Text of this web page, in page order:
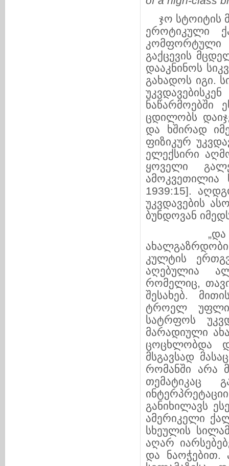
ჯო სტოიტის
ეროტიკული
კომფორტული
გაქცევის
დააკნინოს
გახადოს იგი.
ნაწარმოებში
ცდილობს
და ხშირად
ფიზიკურ
ელექსირი
ყოველი
ამოკვეთილია
1939:15].
უკვდავების
ბუნდოვან
„და
კულტის
აღებულია
რომელიც,
შესახებ.
ტროელ
სატრფოს
მარადიული
ცოცხლობდა
მსგავსად
რომანში არა
თემატიკაც
განიხილავს
ამერიკელი
სხეულის
აღარ
და ნაოჭებით.